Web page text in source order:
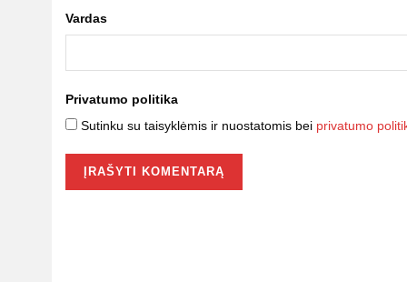
Vardas
Privatumo politika
Sutinku su taisyklėmis ir nuostatomis bei privatumo